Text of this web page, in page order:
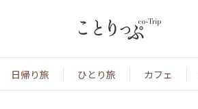
日帰り旅 ひとり旅 カフェ